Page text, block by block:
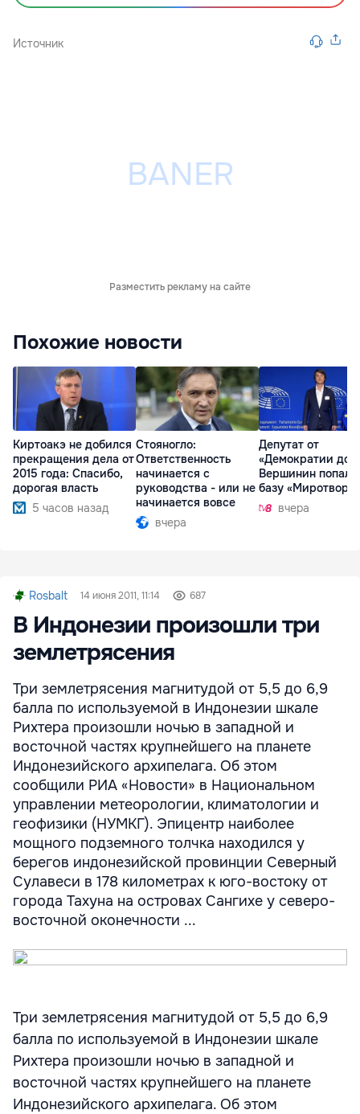
Источник
Разместить рекламу на сайте
Похожие новости
Киртоакэ не добился
прекращения дела от
2015 года: Спасибо,
дорогая власть
5 часов назад
Стояногло:
Ответственность
начинается с
руководства - или не
начинается вовсе
вчера
Депутат от
«Демократии
Вершинин попал в
базу
вчера
Rosbalt 14 июня 2011, 11:14 687
В Индонезии произошли три
землетрясения
Три землетрясения магнитудой от 5,5 до 6,9
балла по используемой в Индонезии шкале
Рихтера произошли ночью в западной и
восточной частях крупнейшего на планете
Индонезийского архипелага. Об этом
сообщили РИА «Новости» в Национальном
управлении метеорологии, климатологии и
геофизики (НУМКГ). Эпицентр наиболее
мощного подземного толчка находился у
берегов индонезийской провинции Северный
Сулавеси в 178 километрах к юго-востоку от
города Тахуна на островах Сангихе у северо-
восточной оконечности ...
Три землетрясения магнитудой от 5,5 до 6,9
балла по используемой в Индонезии шкале
Рихтера произошли ночью в западной и
восточной частях крупнейшего на планете
Индонезийского архипелага. Об этом